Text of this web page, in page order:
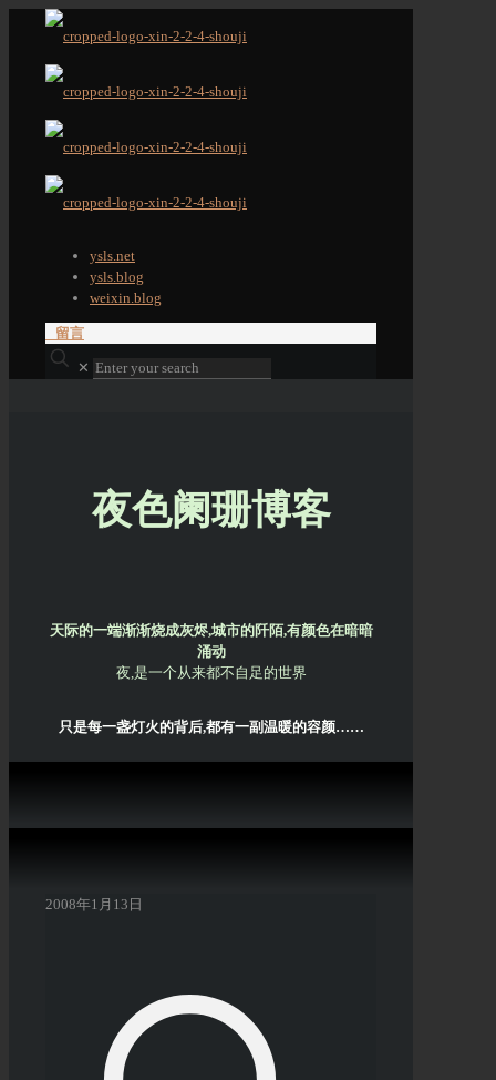
ysls.net
ysls.blog
weixin.blog
留言
✕
夜色阑珊博客
天际的一端渐渐烧成灰烬,城市的阡陌,有颜色在暗暗
涌动
夜,是一个从来都不自足的世界
只是每一盏灯火的背后,都有一副温暖的容颜……
2008年1月13日